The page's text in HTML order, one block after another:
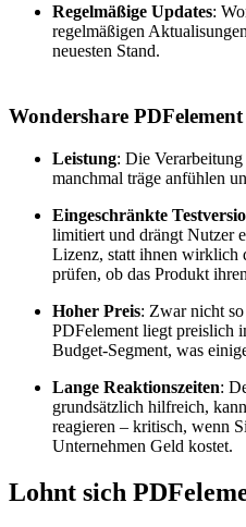
Regelmäßige Updates:
regelmäßigen
neuesten Stand.
Wondershare
Leistung: Die
manchmal träge anfühlen
Eingeschränkte
limitiert und drängt Nutzer
Lizenz, statt ihnen wirklich
prüfen, ob das Produkt
Hoher Preis: Zwar nicht
PDFelement liegt preislich
Budget-Segment, was
Lange Reaktionszeiten:
grundsätzlich hilfreich,
reagieren – kritisch, wenn
Unternehmen Geld kostet.
Lohnt sich